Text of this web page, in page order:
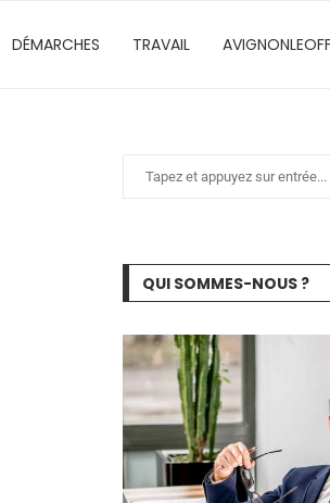
DÉMARCHES TRAVAIL
QUI SOMMES-NOUS ?